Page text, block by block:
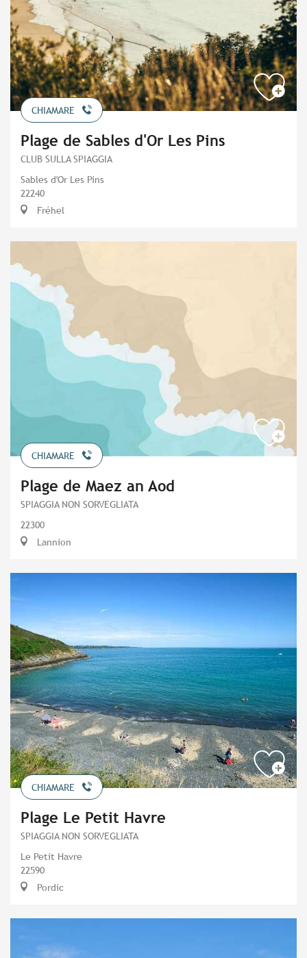
CHIAMARE
Plage de Sables d'Or Les Pins
CLUB SULLA SPIAGGIA
Sables d'Or Les Pins
22240
Fréhel
CHIAMARE
Plage de Maez an Aod
SPIAGGIA NON SORVEGLIATA
22300
Lannion
CHIAMARE
Plage Le Petit Havre
SPIAGGIA NON SORVEGLIATA
Le Petit Havre
22590
Pordic